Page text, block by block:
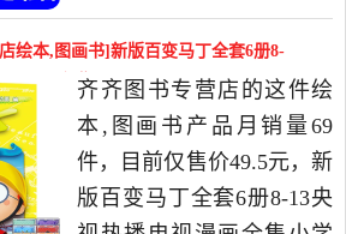
二年级课外书阅读儿童课
外读物是2019年童心童悦
图书专营店精选书籍,杂志,
报纸当中性价比很高的绘
本,图画书，由湖北 武汉发
货。
绘本,图画书]新版百变马丁全套6册8-
量69件仅售49.5元齐齐图书专营店的这件绘
本,图画书产品月销量69
件，目前仅售价49.5元，新
版百变马丁全套6册8-13央